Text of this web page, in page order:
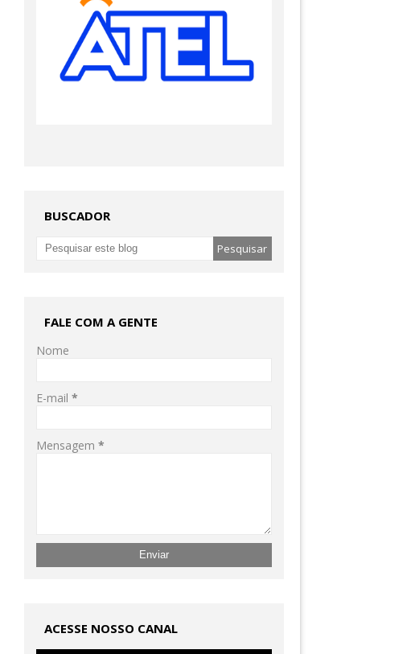
BUSCADOR
FALE COM A GENTE
Nome
E-mail*
Mensagem*
ACESSE NOSSO CANAL